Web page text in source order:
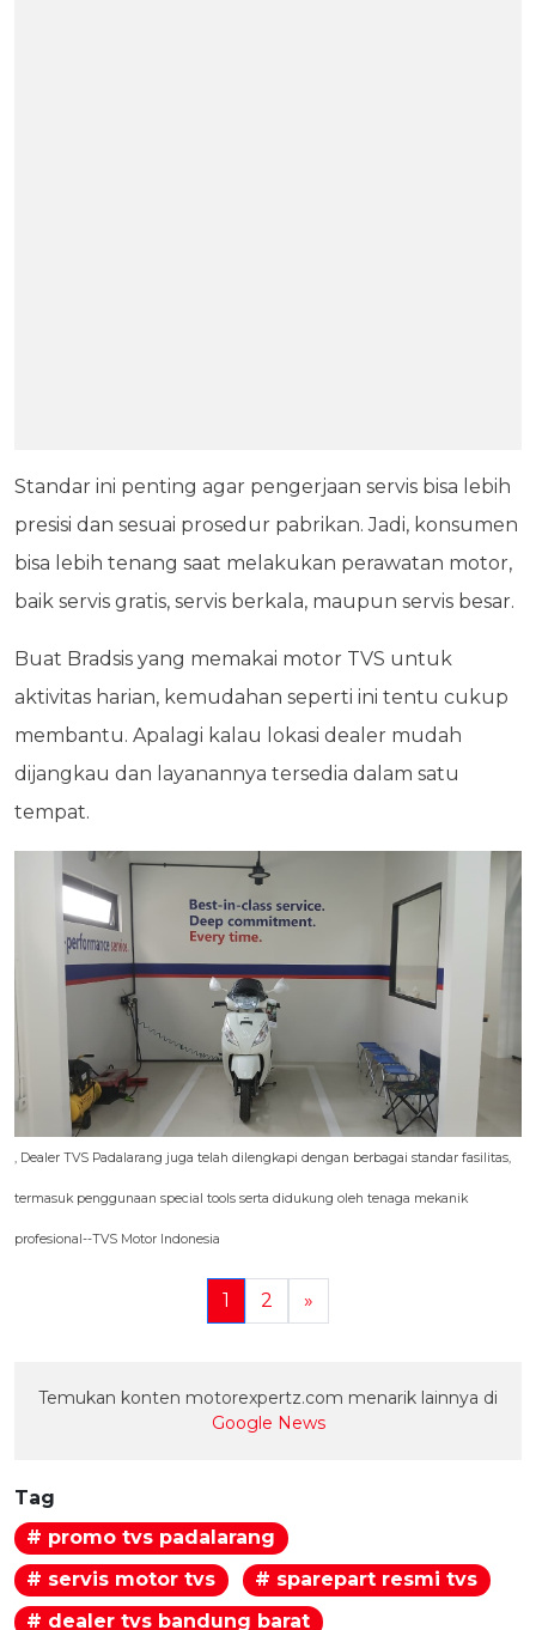
Standar ini penting agar pengerjaan servis bisa lebih
presisi dan sesuai prosedur pabrikan. Jadi, konsumen
bisa lebih tenang saat melakukan perawatan motor,
baik servis gratis, servis berkala, maupun servis besar.
Buat Bradsis yang memakai motor TVS untuk
aktivitas harian, kemudahan seperti ini tentu cukup
membantu. Apalagi kalau lokasi dealer mudah
dijangkau dan layanannya tersedia dalam satu
tempat.
, Dealer TVS Padalarang juga telah dilengkapi dengan berbagai standar fasilitas,
termasuk penggunaan special tools serta didukung oleh tenaga mekanik
profesional--TVS Motor Indonesia
1 2 »
Temukan konten motorexpertz.com menarik lainnya di
Google News
Tag
# promo tvs padalarang
# servis motor tvs
# sparepart resmi tvs
# dealer tvs bandung barat